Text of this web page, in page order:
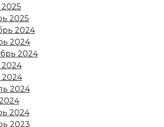
2025
2024
2024
2024
2024
2024
2023